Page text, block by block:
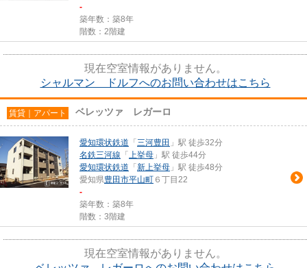
-
築年数：築8年
階数：2階建
現在空室情報がありません。
シャルマン ドルフへのお問い合わせはこちら
賃貸｜アパート ベレッツァ レガーロ
愛知環状鉄道 「 三河豊田 」駅 徒歩32分
名鉄三河線 「 上挙母 」駅 徒歩44分
愛知環状鉄道 「 新上挙母 」駅 徒歩48分
愛知県豊田市平山町 ６丁目22
-
築年数：築8年
階数：3階建
現在空室情報がありません。